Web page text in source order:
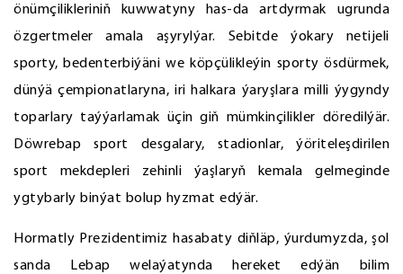
önümçilikleriniň kuwwatyny has-da artdyrmak ugrunda
özgertmeler amala aşyrylýar. Sebitde ýokary netijeli
sporty, bedenterbiýäni we köpçülikleýin sporty ösdürmek,
dünýä çempionatlaryna, iri halkara ýaryşlara milli ýygyndy
toparlary taýýarlamak üçin giň mümkinçilikler döredilýär.
Döwrebap sport desgalary, stadionlar, ýöriteleşdirilen
sport mekdepleri zehinli ýaşlaryň kemala gelmeginde
ygtybarly binýat bolup hyzmat edýär.
Hormatly Prezidentimiz hasabaty diňläp, ýurdumyzda, şol
sanda Lebap welaýatynda hereket edýän bilim